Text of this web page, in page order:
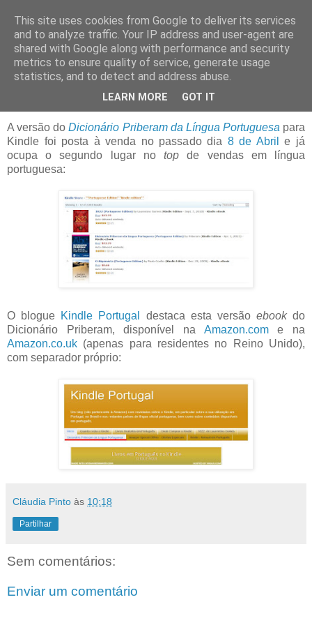
Blogue da Priberam
quarta-feira, 27 de abril de 2011
Num Kindle perto de si
A versão doDicionário Priberam da Língua Portuguesa para
Kindle foi posta à venda no passado dia 8 de Abril
e já
ocupa o segundo lugar notop de vendas em língua
portuguesa:
O blogue Kindle Portugal destaca esta versão ebookdo
Dicionário Priberam, disponível na Amazon.come na
Amazon.co.uk (apenas para residentes no Reino Unido),
com separador próprio:
Cláudia Pinto às 10:18
Partilhar
Sem comentários:
Enviar um comentário
This site uses cookies from Google to deliver its services
and to analyze traffic. Your IP address and user-agent are
shared with Google along with performance and security
metrics to ensure quality of service, generate usage
statistics, and to detect and address abuse.
LEARN MORE GOT IT